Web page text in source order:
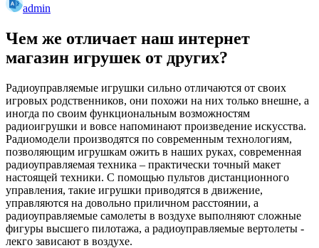
admin
Чем же отличает наш интернет
магазин игрушек от других?
Радиоуправляемые игрушки сильно отличаются от своих
игровых родственников, они похожи на них только внешне, а
иногда по своим функциональным возможностям
радиоигрушки и вовсе напоминают произведение искусства.
Радиомодели производятся по современным технологиям,
позволяющим игрушкам ожить в наших руках, современная
радиоуправляемая техника – практически точный макет
настоящей техники. С помощью пультов дистанционного
управления, такие игрушки приводятся в движение,
управляются на довольно приличном расстоянии, а
радиоуправляемые самолеты в воздухе выполняют сложные
фигуры высшего пилотажа, а радиоуправляемые вертолеты -
лекго зависают в воздухе.